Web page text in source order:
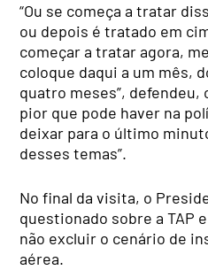
“Ou se começa a tratar
ou depois é tratado em
começar a tratar agora,
coloque daqui a um mês,
quatro meses”, defendeu,
pior que pode haver na
deixar para o último
desses temas”.
No final da visita, o
questionado sobre a TAP
não excluir o cenário de
aérea.